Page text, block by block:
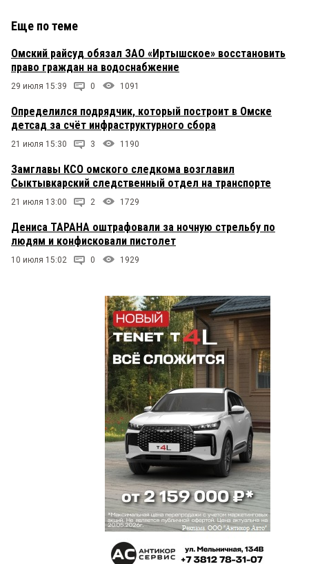
Еще по теме
Омский райсуд обязал ЗАО «Иртышское» восстановить
право граждан на водоснабжение
29 июля 15:39 0 1091
Определился подрядчик, который построит в Омске
детсад за счёт инфраструктурного сбора
21 июля 15:30 3 1190
Замглавы КСО омского следкома возглавил
Сыктывкарский следственный отдел на транспорте
21 июля 13:00 2 1729
Дениса ТАРАНА оштрафовали за ночную стрельбу по
людям и конфисковали пистолет
10 июля 15:02 0 1929